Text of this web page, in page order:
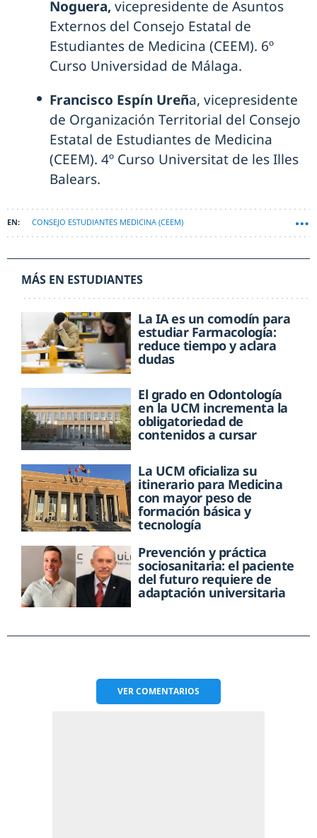
Noguera, vicepresidente de Asuntos
Externos del Consejo Estatal de
Estudiantes de Medicina (CEEM). 6º
Curso Universidad de Málaga.
Francisco Espín Ureña, vicepresidente
de Organización Territorial del Consejo
Estatal de Estudiantes de Medicina
(CEEM). 4º Curso Universitat de les Illes
Balears.
CONSEJO ESTUDIANTES MEDICINA (CEEM)
MÁS EN ESTUDIANTES
La IA es un comodín para
estudiar Farmacología:
reduce tiempo y aclara
dudas
El grado en Odontología
en la UCM incrementa la
obligatoriedad de
contenidos a cursar
La UCM oficializa su
itinerario para Medicina
con mayor peso de
formación básica y
tecnología
Prevención y práctica
sociosanitaria: el paciente
del futuro requiere de
adaptación universitaria
VERCOMENTARIOS